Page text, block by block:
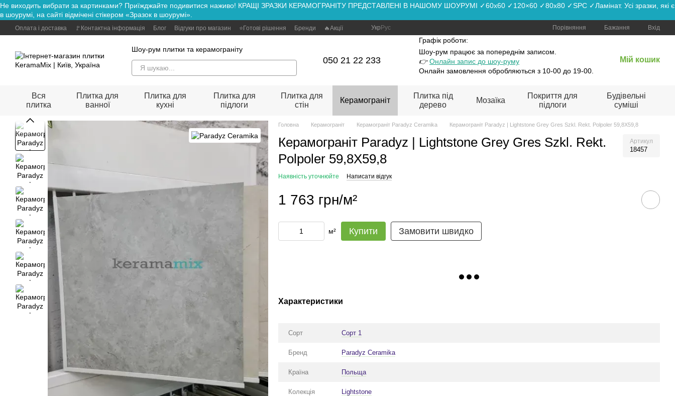
Перейти до основного контенту
Не виходить вибрати за картинками? Приїжджайте подивитися наживо! КРАЩІ ЗРАЗКИ КЕРАМОГРАНІТУ ПРЕДСТАВЛЕНІ В НАШОМУ ШОУРУМІ ✓60x60 ✓120×60 ✓80x80 ✓SPC ✓Ламінат. Усі зразки, які є
в шоурумі, на сайті відмічені стікером «Зразок в шоурумі».
Оплата і доставка 🚩Контактна інформація Блог Відгуки про магазин ⭐Готові рішення Бренди 🔥Акції Укр Рус Порівняння Бажання Вхід
Шоу-рум плитки та керамограніту
050 21 22 233
Графік роботи:
Шоу-рум працюєза попереднім записом.
👉Онлайн запис до шоу-руму
Онлайн замовлення обробляються з 10-00 до 19-00.
Мій кошик
Вся
плитка
Плитка для
ванної
Плитка для
кухні
Плитка для
підлоги
Плитка для
стін
Керамограніт
Плитка під
дерево
Мозаїка
Покриття для
підлоги
Будівельні
суміші
Головна Керамограніт Керамограніт Paradyz Ceramika Керамограніт Paradyz | Lightstone Grey Gres Szkl. Rekt. Polpoler 59,8X59,8
Керамограніт Paradyz | Lightstone Grey Gres Szkl. Rekt.
Polpoler 59,8X59,8
Артикул
18457
Наявність уточнюйте Написати відгук
1 763 грн/м²
м² Купити Замовити швидко
Характеристики
Сорт Сорт 1
Бренд Paradyz Ceramika
Країна Польща
Колекція Lightstone